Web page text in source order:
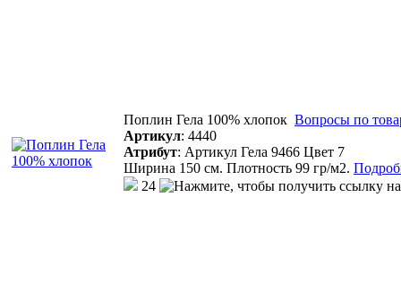
Поплин Гела 100% хлопок Вопросы по
Артикул: 4440
Атрибут: Артикул Гела 9466 Цвет 7
Ширина 150 см. Плотность 99 гр/м2.
24